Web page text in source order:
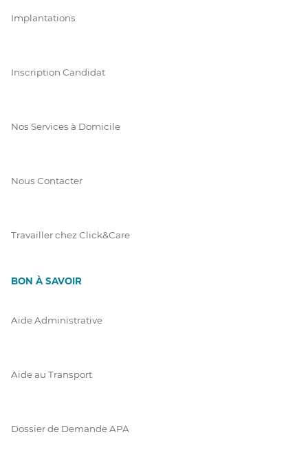
Implantations
Inscription Candidat
Nos Services à Domicile
Nous Contacter
Travailler chez Click&Care
BON À SAVOIR
Aide Administrative
Aide au Transport
Dossier de Demande APA